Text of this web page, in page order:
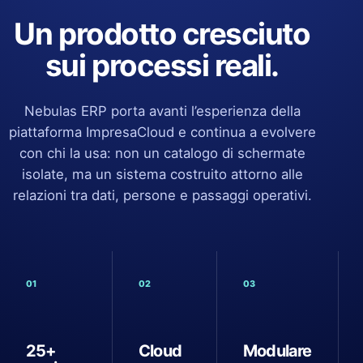
Un prodotto cresciuto
sui processi reali.
Nebulas ERP porta avanti l’esperienza della
piattaforma ImpresaCloud e continua a evolvere
con chi la usa: non un catalogo di schermate
isolate, ma un sistema costruito attorno alle
relazioni tra dati, persone e passaggi operativi.
01
25+
02
Cloud
03
Modulare